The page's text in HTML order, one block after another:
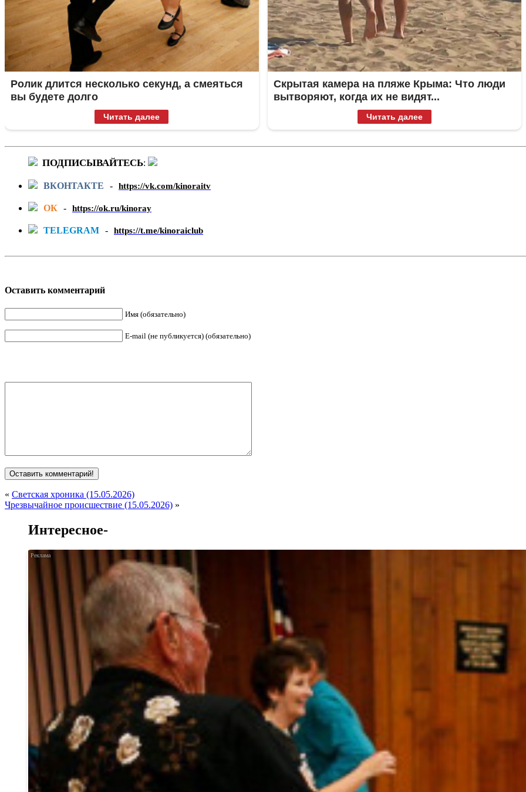
Ролик длится несколько секунд, а смеяться
вы будете долго
Читать далее
Скрытая камера на пляже Крыма: Что люди
вытворяют, когда их не видят...
Читать далее
ПОДПИСЫВАЙТЕСЬ:
ВКОНТАКТЕ - https://vk.com/kinoraitv
ОК - https://ok.ru/kinoray
TELEGRAM - https://t.me/kinoraiclub
Оставить комментарий
Имя (обязательно)
E-mail (не публикуется) (обязательно)
« Светская хроника (15.05.2026)
Чрезвычайное происшествие (15.05.2026) »
Интересное-